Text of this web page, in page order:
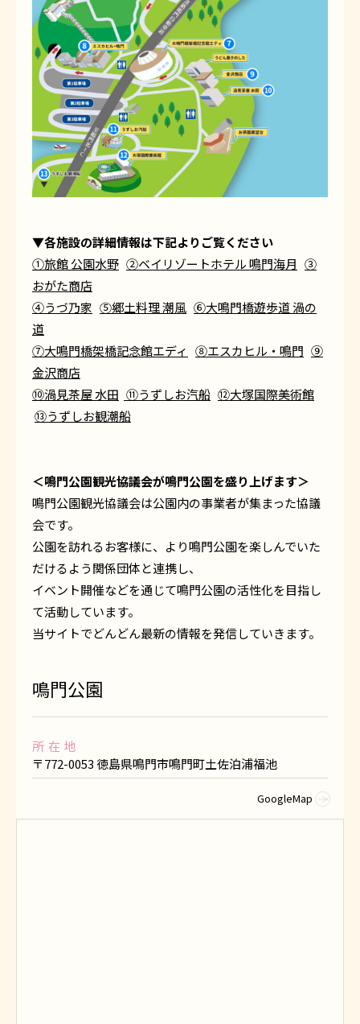
▼各施設の詳細情報は下記よりご覧ください
①旅館 公園水野 ②ベイリゾートホテル 鳴門海月 ③
おがた商店
④うづ乃家 ⑤郷土料理 潮風 ⑥大鳴門橋遊歩道 渦の
道
⑦大鳴門橋架橋記念館エディ ⑧エスカヒル・鳴門 ⑨
金沢商店
⑩渦見茶屋 水田 ⑪うずしお汽船 ⑫大塚国際美術館
⑬うずしお観潮船
＜鳴門公園観光協議会が鳴門公園を盛り上げます＞
鳴門公園観光協議会は公園内の事業者が集まった協議
会です。
公園を訪れるお客様に、より鳴門公園を楽しんでいた
だけるよう関係団体と連携し、
イベント開催などを通じて鳴門公園の活性化を目指し
て活動しています。
当サイトでどんどん最新の情報を発信していきます。
鳴門公園
所在地
〒772-0053 徳島県鳴門市鳴門町土佐泊浦福池
GoogleMap